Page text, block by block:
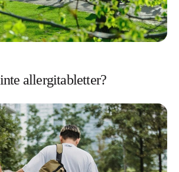
allergitabletter?